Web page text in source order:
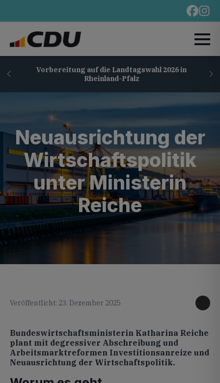
Vorbereitung auf die Landtagswahl 2026 in
Rheinland-Pfalz
Neuausrichtung der
Wirtschaftspolitik
unter Ministerin
Reiche
Veröffentlicht: 23. Dezember 2025
Bundeswirtschaftsministerin Katharina Reiche
plant mit degressiver Abschreibung und
Arbeitsmarktreformen Investitionsanreize und
Neuausrichtung der Wirtschaftspolitik.